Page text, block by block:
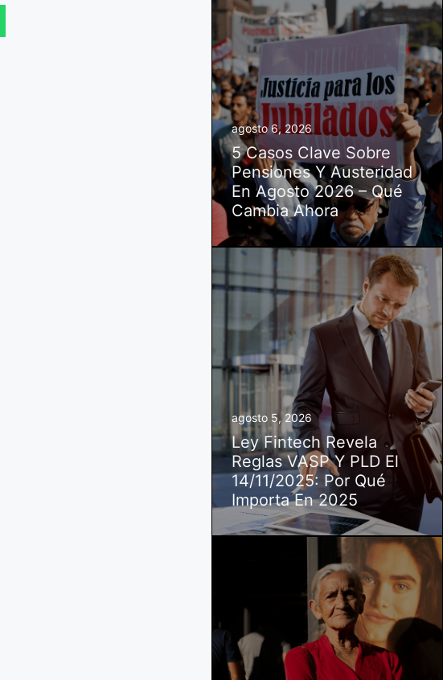
agosto 6, 2026
5 Casos Clave Sobre
Pensiones Y Austeridad
En Agosto 2026 – Qué
Cambia Ahora
agosto 5, 2026
Ley Fintech Revela
Reglas VASP Y PLD El
14/11/2025: Por Qué
Importa En 2025